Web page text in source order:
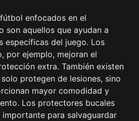
enfocados en el
son aquellos que ayudan a
específicas del juego. Los
por ejemplo, mejoran el
extra. También existen
protegen de lesiones, sino
mayor comodidad y
Los protectores bucales
para salvaguardar